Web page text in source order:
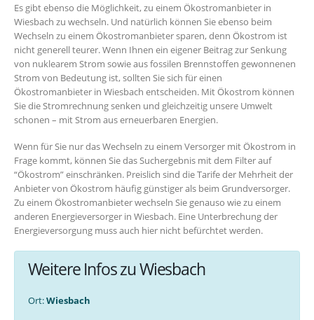
Es gibt ebenso die Möglichkeit, zu einem Ökostromanbieter in
Wiesbach zu wechseln. Und natürlich können Sie ebenso beim
Wechseln zu einem Ökostromanbieter sparen, denn Ökostrom ist
nicht generell teurer. Wenn Ihnen ein eigener Beitrag zur Senkung
von nuklearem Strom sowie aus fossilen Brennstoffen gewonnenen
Strom von Bedeutung ist, sollten Sie sich für einen
Ökostromanbieter in Wiesbach entscheiden. Mit Ökostrom können
Sie die Stromrechnung senken und gleichzeitig unsere Umwelt
schonen – mit Strom aus erneuerbaren Energien.
Wenn für Sie nur das Wechseln zu einem Versorger mit Ökostrom in
Frage kommt, können Sie das Suchergebnis mit dem Filter auf
“Ökostrom” einschränken. Preislich sind die Tarife der Mehrheit der
Anbieter von Ökostrom häufig günstiger als beim Grundversorger.
Zu einem Ökostromanbieter wechseln Sie genauso wie zu einem
anderen Energieversorger in Wiesbach. Eine Unterbrechung der
Energieversorgung muss auch hier nicht befürchtet werden.
Weitere Infos zu Wiesbach
Ort:Wiesbach